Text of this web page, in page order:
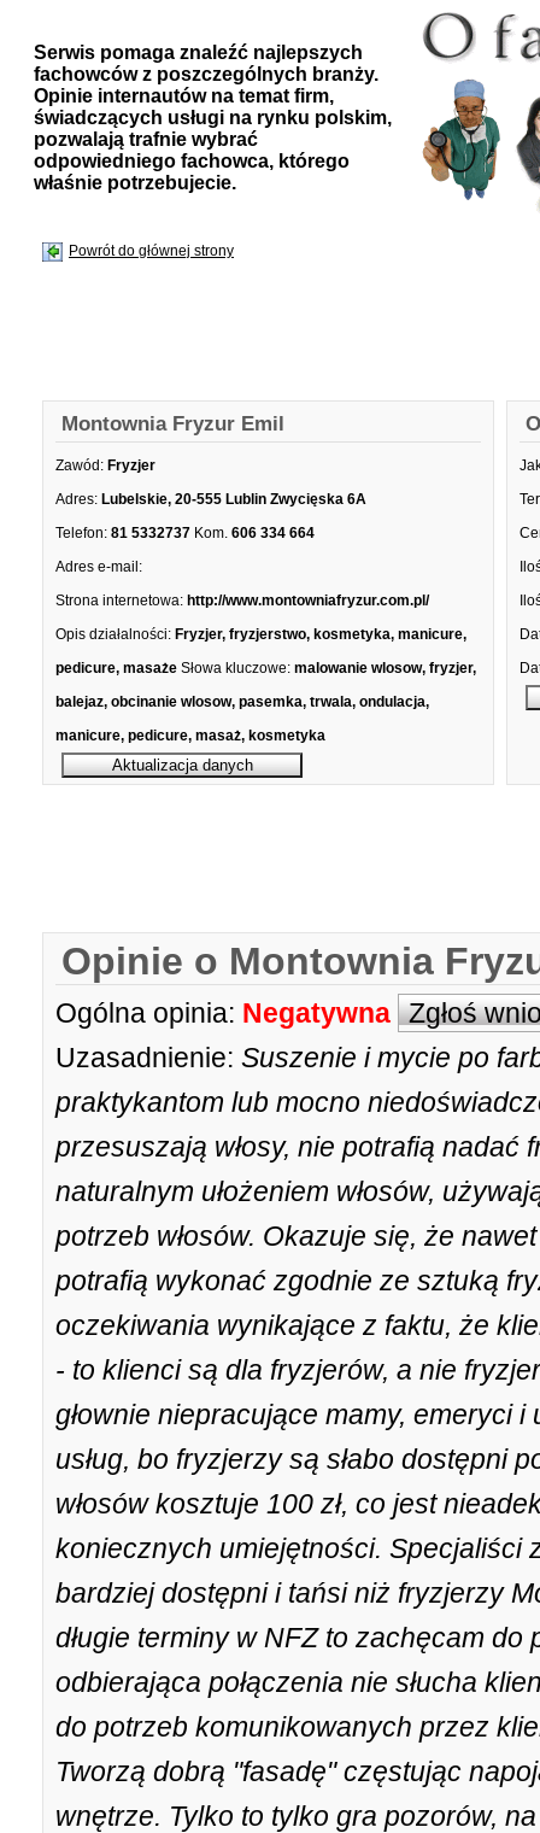
Serwis pomaga znaleźć najlepszych
fachowców z poszczególnych branży.
Opinie internautów na temat firm,
świadczących usługi na rynku polskim,
pozwalają trafnie wybrać
odpowiedniego fachowca, którego
właśnie potrzebujecie.
Powrót do głównej strony
Montownia Fryzur Emil
Zawód: Fryzjer
Adres: Lubelskie, 20-555 Lublin Zwycięska 6A
Telefon: 81 5332737 Kom. 606 334 664
Adres e-mail:
Strona internetowa: http://www.montowniafryzur.com.pl/
Opis działalności: Fryzjer, fryzjerstwo, kosmetyka, manicure,
pedicure, masaże Słowa kluczowe: malowanie wlosow, fryzjer,
balejaz, obcinanie wlosow, pasemka, trwala, ondulacja,
manicure, pedicure, masaż, kosmetyka
Opinie o Montownia
Ogólna opinia: Negatywna Zgłoś
Uzasadnienie: Suszenie i mycie po
praktykantom lub mocno
przesuszają włosy, nie potrafią nadać
naturalnym ułożeniem włosów,
potrzeb włosów. Okazuje się, że
potrafią wykonać zgodnie ze sztuką
oczekiwania wynikające z faktu, że
- to klienci są dla fryzjerów, a nie
głownie niepracujące mamy, emeryci
usług, bo fryzjerzy są słabo dostępni
włosów kosztuje 100 zł, co jest
koniecznych umiejętności. Specjaliści
bardziej dostępni i tańsi niż fryzjerzy
długie terminy w NFZ to zachęcam
odbierająca połączenia nie słucha
do potrzeb komunikowanych przez
Tworzą dobrą "fasadę" częstując
wnętrze. Tylko to tylko gra pozorów,